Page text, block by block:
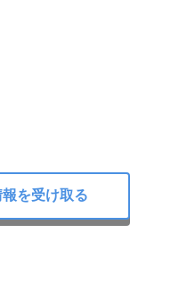
を受け取る